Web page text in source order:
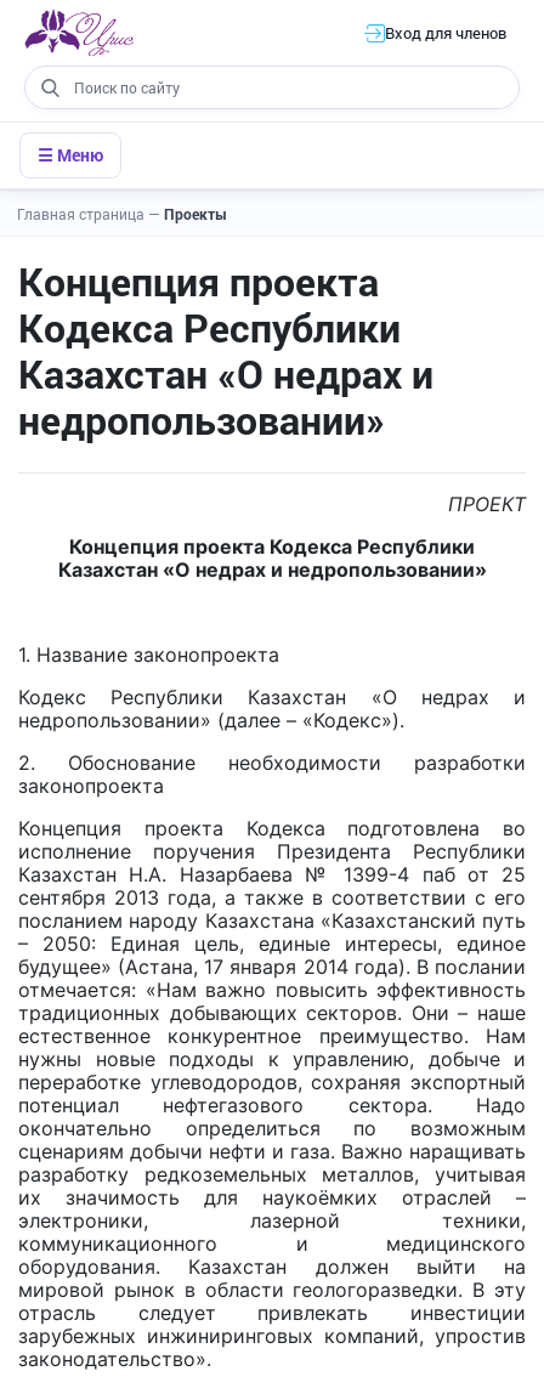
Вход для членов
☰ Меню
Главная страница — Проекты
Концепция проекта
Кодекса Республики
Казахстан «О недрах и
недропользовании»
ПРОЕКТ
Концепция проекта Кодекса Республики
Казахстан «О недрах и недропользовании»
1. Название законопроекта
Кодекс Республики Казахстан «О недрах и
недропользовании» (далее – «Кодекс»).
2. Обоснование необходимости разработки
законопроекта
Концепция проекта Кодекса подготовлена во
исполнение поручения Президента Республики
Казахстан Н.А. Назарбаева № 1399-4 паб от 25
сентября 2013 года, а также в соответствии с его
посланием народу Казахстана «Казахстанский путь
– 2050: Единая цель, единые интересы, единое
будущее» (Астана, 17 января 2014 года). В послании
отмечается: «Нам важно повысить эффективность
традиционных добывающих секторов. Они – наше
естественное конкурентное преимущество. Нам
нужны новые подходы к управлению, добыче и
переработке углеводородов, сохраняя экспортный
потенциал нефтегазового сектора. Надо
окончательно определиться по возможным
сценариям добычи нефти и газа. Важно наращивать
разработку редкоземельных металлов, учитывая
их значимость для наукоёмких отраслей –
электроники, лазерной техники,
коммуникационного и медицинского
оборудования. Казахстан должен выйти на
мировой рынок в области геологоразведки. В эту
отрасль следует привлекать инвестиции
зарубежных инжиниринговых компаний, упростив
законодательство».